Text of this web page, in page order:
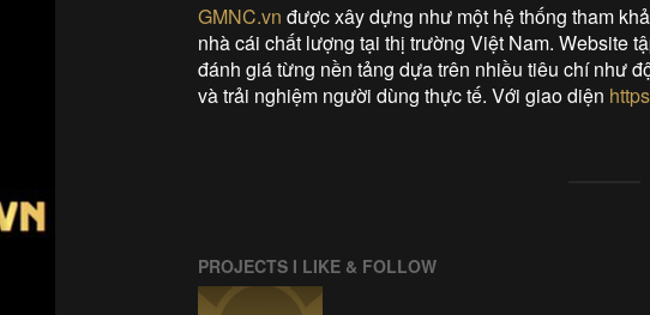
GMNC.vn được xây dựng như một hệ thống tham
nhà cái chất lượng tại thị trường Việt Nam. Website
đánh giá từng nền tảng dựa trên nhiều tiêu chí như
và trải nghiệm người dùng thực tế. Với giao diện
PROJECTS I LIKE & FOLLOW